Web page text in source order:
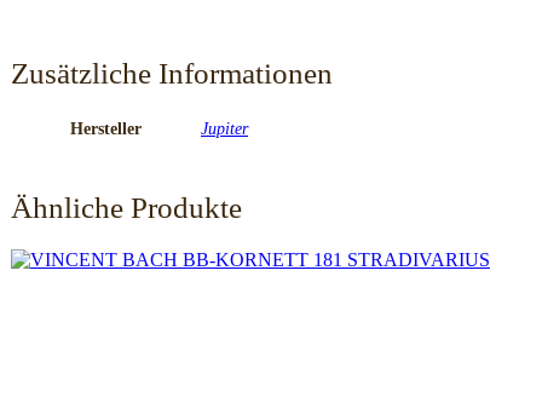
Zusätzliche Informationen
Hersteller Jupiter
Ähnliche Produkte